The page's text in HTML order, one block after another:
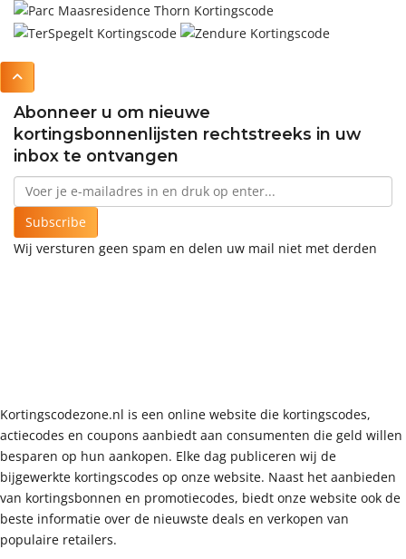
Abonneer u om nieuwe
kortingsbonnenlijsten rechtstreeks in uw
inbox te ontvangen
Subscribe
Wij versturen geen spam en delen uw mail niet met derden
Kortingscodezone.nl is een online website die kortingscodes,
actiecodes en coupons aanbiedt aan consumenten die geld willen
besparen op hun aankopen. Elke dag publiceren wij de
bijgewerkte kortingscodes op onze website. Naast het aanbieden
van kortingsbonnen en promotiecodes, biedt onze website ook de
beste informatie over de nieuwste deals en verkopen van
populaire retailers.